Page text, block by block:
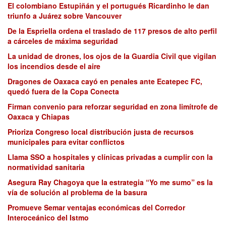
El colombiano Estupiñán y el portugués Ricardinho le dan
triunfo a Juárez sobre Vancouver
De la Espriella ordena el traslado de 117 presos de alto perfil
a cárceles de máxima seguridad
La unidad de drones, los ojos de la Guardia Civil que vigilan
los incendios desde el aire
Dragones de Oaxaca cayó en penales ante Ecatepec FC,
quedó fuera de la Copa Conecta
Firman convenio para reforzar seguridad en zona limítrofe de
Oaxaca y Chiapas
Prioriza Congreso local distribución justa de recursos
municipales para evitar conflictos
Llama SSO a hospitales y clínicas privadas a cumplir con la
normatividad sanitaria
Asegura Ray Chagoya que la estrategia “Yo me sumo” es la
vía de solución al problema de la basura
Promueve Semar ventajas económicas del Corredor
Interoceánico del Istmo